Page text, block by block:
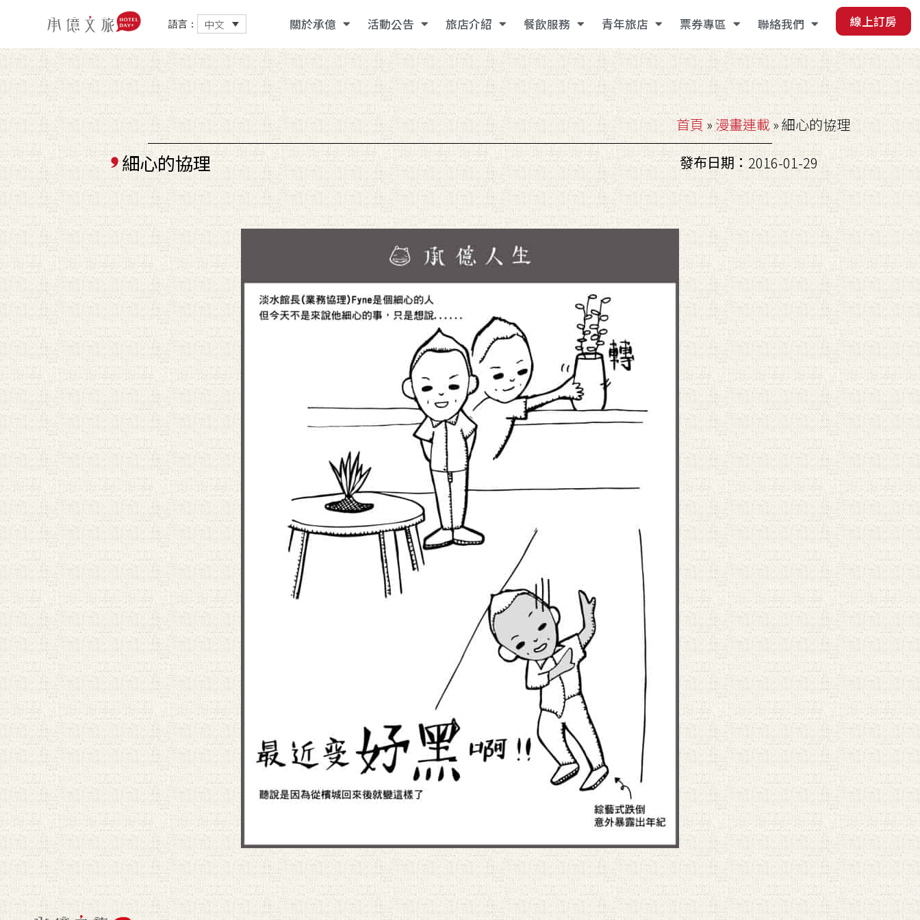
語言： 中文 關於承億 活動公告 旅店介紹 餐飲服務 青年旅店 票券專區 聯絡我們 線上訂房
首頁»漫畫連載»細心的協理
細心的協理 發布日期：2016-01-29